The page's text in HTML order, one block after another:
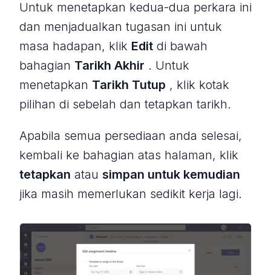
Untuk menetapkan kedua-dua perkara ini
dan menjadualkan tugasan ini untuk
masa hadapan, klik Edit di bawah
bahagian Tarikh Akhir . Untuk
menetapkan Tarikh Tutup , klik kotak
pilihan di sebelah dan tetapkan tarikh.
Apabila semua persediaan anda selesai,
kembali ke bahagian atas halaman, klik
tetapkan atau simpan untuk kemudian
jika masih memerlukan sedikit kerja lagi.